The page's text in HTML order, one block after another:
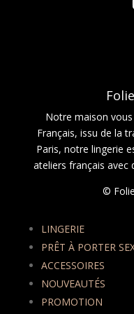
Notre maison
Français, issu de la
Paris, notre lingerie
ateliers français avec
©
LINGERIE
PRÊT À PORTER
ACCESSOIRES
NOUVEAUTÉS
PROMOTION